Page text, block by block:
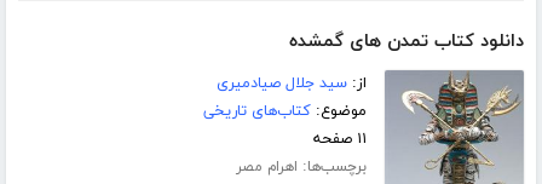
دانلود کتاب تمدن های گمشده
از:سید جلال صیادمیری
موضوع:کتاب‌های تاریخی
۱۱ صفحه
برچسب‌ها: اهرام مصر